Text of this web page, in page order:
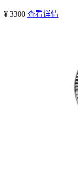
¥ 3300 查看详情